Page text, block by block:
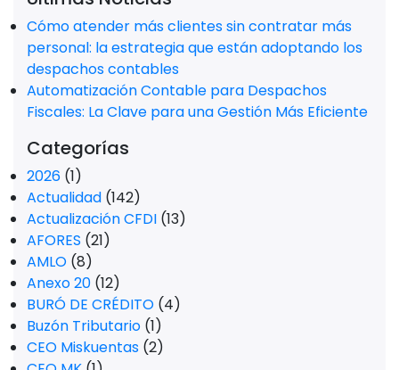
Cómo atender más clientes sin contratar más
personal: la estrategia que están adoptando los
despachos contables
Automatización Contable para Despachos
Fiscales: La Clave para una Gestión Más Eficiente
Categorías
2026 (1)
Actualidad (142)
Actualización CFDI (13)
AFORES (21)
AMLO (8)
Anexo 20 (12)
BURÓ DE CRÉDITO (4)
Buzón Tributario (1)
CEO Miskuentas (2)